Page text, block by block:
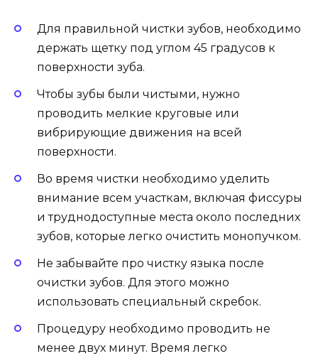
Для правильной чистки зубов, необходимо
держать щетку под углом 45 градусов к
поверхности зуба.
Чтобы зубы были чистыми, нужно
проводить мелкие круговые или
вибрирующие движения на всей
поверхности.
Во время чистки необходимо уделить
внимание всем участкам, включая фиссуры
и труднодоступные места около последних
зубов, которые легко очистить монопучком.
Не забывайте про чистку языка после
очистки зубов. Для этого можно
использовать специальный скребок.
Процедуру необходимо проводить не
менее двух минут. Время легко